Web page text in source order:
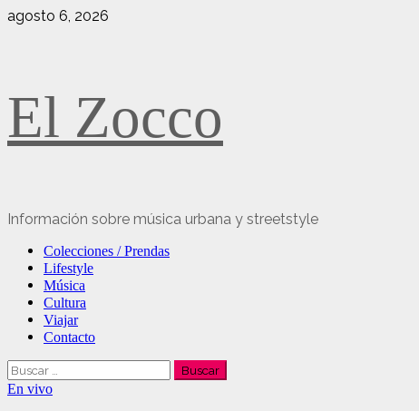
Saltar
agosto 6, 2026
El Zocco
Información sobre música urbana y streetstyle
Menú
principal
Colecciones / Prendas
Lifestyle
Música
Cultura
Viajar
Contacto
Buscar:
En vivo